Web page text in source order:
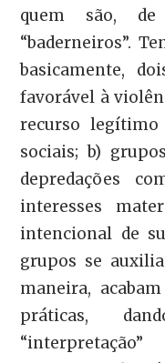
quem são,
“baderneiros”.
basicamente,
favorável à
recurso legítimo
sociais; b)
depredações
interesses
intencional de
grupos se
maneira,
práticas,